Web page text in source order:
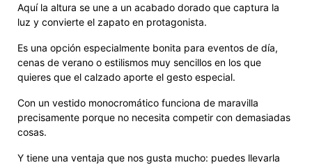
Aquí la altura se une a un acabado dorado que captura la
luz y convierte el zapato en protagonista.
Es una opción especialmente bonita para eventos de día,
cenas de verano o estilismos muy sencillos en los que
quieres que el calzado aporte el gesto especial.
Con un vestido monocromático funciona de maravilla
precisamente porque no necesita competir con demasiadas
cosas.
Y tiene una ventaja que nos gusta mucho: puedes llevarla